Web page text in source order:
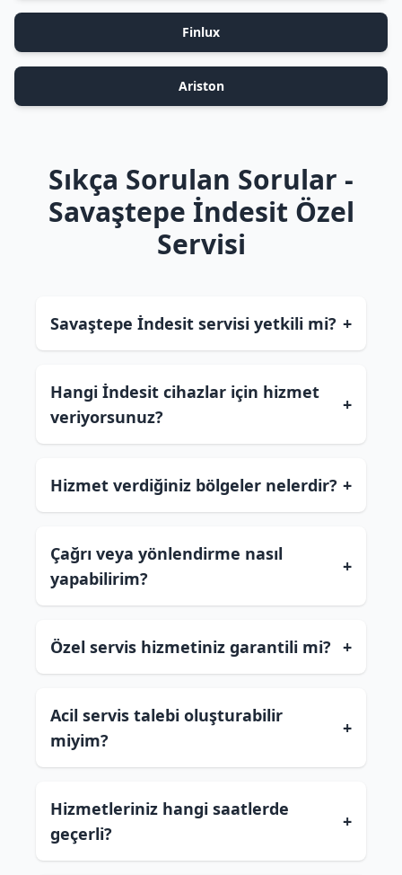
Finlux
Ariston
Sıkça Sorulan Sorular -
Savaştepe İndesit Özel
Servisi
Savaştepe İndesit servisi yetkili mi? +
Hangi İndesit cihazlar için hizmet
veriyorsunuz?
+
Hizmet verdiğiniz bölgeler nelerdir? +
Çağrı veya yönlendirme nasıl
yapabilirim?
+
Özel servis hizmetiniz garantili mi? +
Acil servis talebi oluşturabilir
miyim?
+
Hizmetleriniz hangi saatlerde
geçerli?
+